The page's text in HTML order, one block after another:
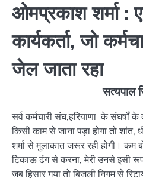
ओमप्रकाश शर्मा :
कार्यकर्ता, जो
जेल जाता रहा
सत्यपाल
सर्व कर्मचारी संघ,हरियाणा के संघर्षों
किसी काम से जाना पड़ा होगा तो
शर्मा से मुलाकात जरूर रही होगी। कम
टिकाऊ ढंग से करना, मेरी उनसे इसी
जब हिसार गया तो बिजली निगम से